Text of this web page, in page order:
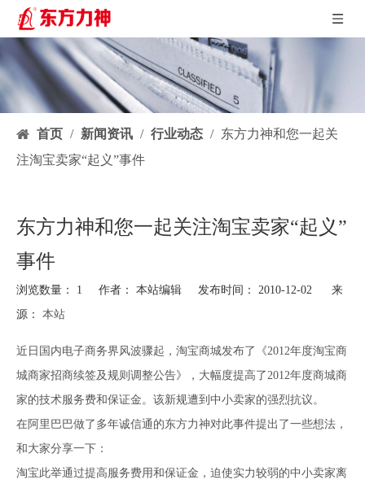
首页 / 新闻资讯 / 行业动态 / 东方力神和您一起关
注淘宝卖家“起义”事件
东方力神和您一起关注淘宝卖家“起义”
事件
浏览数量： 1 作者： 本站编辑 发布时间： 2010-12-02 来
源： 本站
["facebook","twitter","line","wechat","linkedin","pinterest","whatsapp"]
近日国内电子商务界风波骤起，淘宝商城发布了《2012年度淘宝商
城商家招商续签及规则调整公告》，大幅度提高了2012年度商城商
家的技术服务费和保证金。该新规遭到中小卖家的强烈抗议。
在阿里巴巴做了多年诚信通的东方力神对此事件提出了一些想法，
和大家分享一下：
淘宝此举通过提高服务费用和保证金，迫使实力较弱的中小卖家离